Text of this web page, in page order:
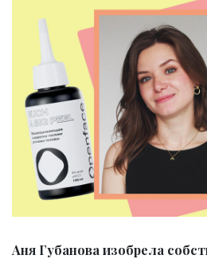
Аня Губанова изобрела